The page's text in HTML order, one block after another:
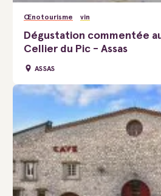
Œnotourisme vin
Dégustation commentée
Cellier du Pic - Assas
ASSAS